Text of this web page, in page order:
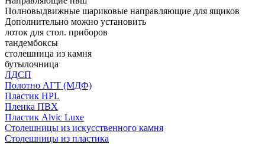
Полновыдвижные шариковые направляющие для ящиков
Дополнительно можно установить
лоток для стол. приборов
тандембоксы
столешница из камня
бутылочница
ЛДСП
Полотно АГТ (МДФ)
Пластик HPL
Пленка ПВХ
Пластик Alvic Luxe
Столешницы из искусственного камня
Столешницы из пластика